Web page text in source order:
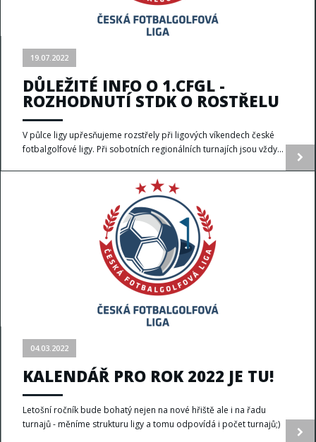
19.07.2022
DŮLEŽITÉ INFO O 1.CFGL -
ROZHODNUTÍ STDK O ROSTŘELU
V půlce ligy upřesňujeme rozstřely při ligových víkendech české
fotbalgolfové ligy. Při sobotních regionálních turnajích jsou vždy...
04.03.2022
KALENDÁŘ PRO ROK 2022 JE TU!
Letošní ročník bude bohatý nejen na nové hřiště ale i na řadu
turnajů - měníme strukturu ligy a tomu odpovídá i počet turnajů;)